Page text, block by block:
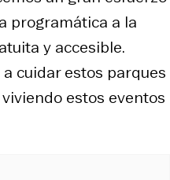
programática a la
y accesible.
cuidar estos parques
estos eventos